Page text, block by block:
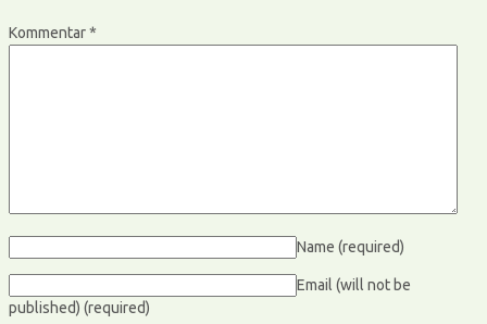
Kommentar*
Name (required)
Email (will not be
published) (required)